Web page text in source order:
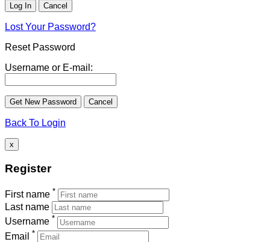
Lost Your Password?
Reset Password
Username or E-mail:
Back To Login
x
Register
First name *
Last name
Username *
Email *